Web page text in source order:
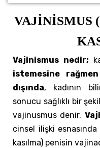
VAJİNİSMUS
Vajinismus nedir;
istemesine
dışında, kadının
sonucu sağlıklı bir
vajinusmus denir.
cinsel ilişki
kasılma) penisin